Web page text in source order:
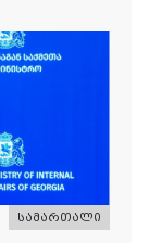
სამართალი